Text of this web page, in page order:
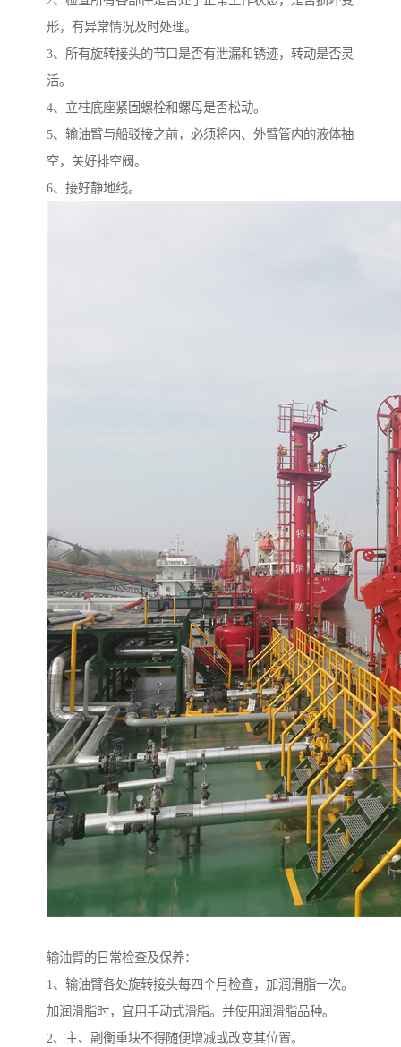
形，有异常情况及时处理。
3、所有旋转接头的节口是否有泄漏和锈迹，转动是否灵
活。
4、立柱底座紧固螺栓和螺母是否松动。
5、输油臂与船驳接之前，必须将内、外臂管内的液体抽
空，关好排空阀。
6、接好静地线。
输油臂的日常检查及保养：
1、输油臂各处旋转接头每四个月检查，加润滑脂一次。
加润滑脂时，宜用手动式滑脂。并使用润滑脂品种。
2、主、副衡重块不得随便增减或改变其位置。